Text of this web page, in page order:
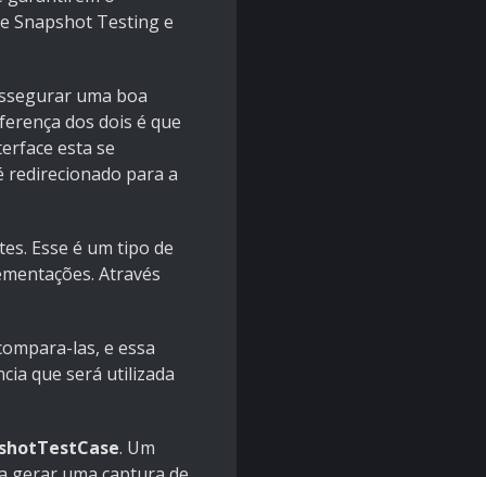
Snapshot Testing e
uma boa
dos dois é que
esta se
redirecionado para a
Esse é um tipo de
Através
las, e essa
que será utilizada
. Um